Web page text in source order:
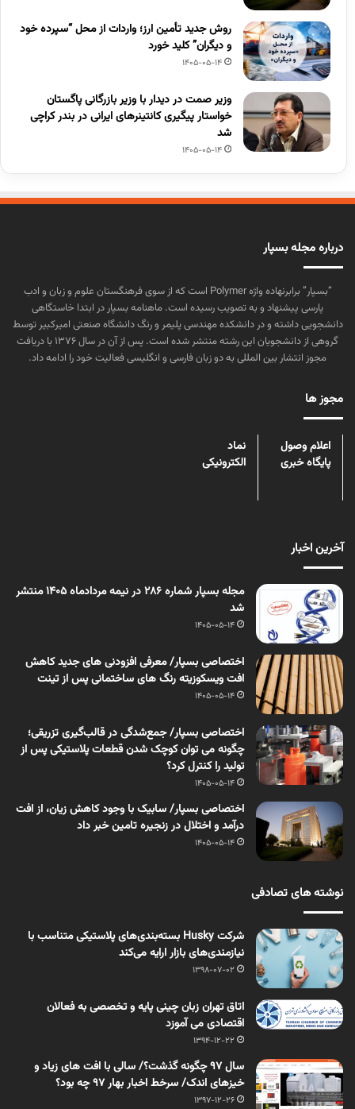
روش جدید تأمین ارز؛ واردات از محل “سپرده خود
و دیگران” کلید خورد
1405-05-14
وزیر صمت در دیدار با وزیر بازرگانی پاگستان
خواستار پیگیری کانتینرهای ایرانی در بندر کراچی
شد
1405-05-14
درباره مجله بسپار
“بسپار” برابرنهاده واژه Polymer است که از سوی فرهنگستان علوم و زبان و ادب
پارسی پیشنهاد و به تصویب رسیده است. ماهنامه بسپار در ابتدا خاستگاهی
دانشجویی داشته و در دانشکده مهندسی پلیمر و رنگ دانشگاه صنعتی امیرکبیر توسط
گروهی از دانشجویان این رشته منتشر شده است. پس از آن در سال ۱۳۷۶ با دریافت
مجوز انتشار بین المللی به دو زبان فارسی و انگلیسی فعالیت خود را ادامه داد.
مجوز ها
اعلام وصول
پایگاه خبری
نماد
الکترونیکی
آخرین اخبار
مجله بسپار شماره 286 در نیمه مردادماه 1405 منتشر
شد
1405-05-14
اختصاصی بسپار/ معرفی افزودنی های جدید کاهش
افت ویسکوزیته رنگ های ساختمانی پس از تینت
1405-05-14
اختصاصی بسپار/ جمع‌شدگی در قالب‌گیری تزریقی؛
چگونه می توان کوچک شدن قطعات پلاستیکی پس از
تولید را کنترل کرد؟
1405-05-14
اختصاصی بسپار/ سابیک با وجود کاهش زیان، از افت
درآمد و اختلال در زنجیره تامین خبر داد
1405-05-14
نوشته های تصادفی
شرکت Husky بسته‌بندی‌های پلاستیکی متناسب با
نیازمندی‌های بازار ارایه می‌کند
1398-07-02
اتاق تهران زبان چینی پایه و تخصصی به فعالان
اقتصادی می آموزد
1394-12-22
سال 97 چگونه گذشت؟/ سالی با افت های زیاد و
خیزهای اندک/ سرخط اخبار بهار 97 چه بود؟
1397-12-26